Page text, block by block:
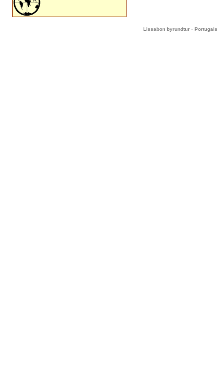
Lissabon byrundtur - Portugals